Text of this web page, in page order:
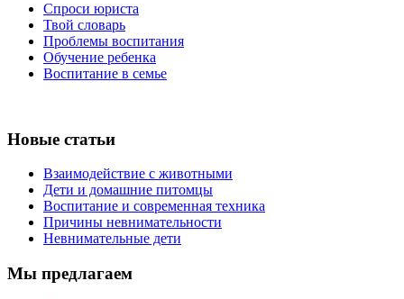
Спроси юриста
Твой словарь
Проблемы воспитания
Обучение ребенка
Воспитание в семье
Новые статьи
Взаимодействие с животными
Дети и домашние питомцы
Воспитание и современная техника
Причины невнимательности
Невнимательные дети
Мы предлагаем